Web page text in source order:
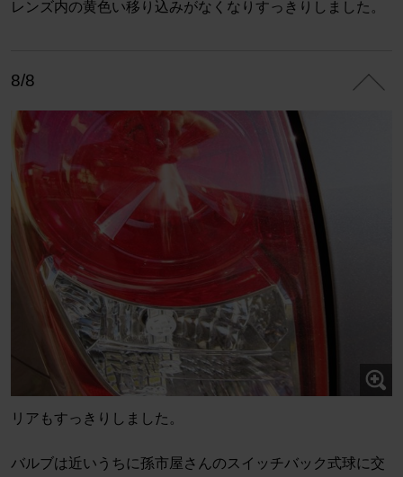
レンズ内の黄色い移り込みがなくなりすっきりしました。
8/8
リアもすっきりしました。
バルブは近いうちに孫市屋さんのスイッチバック式球に交